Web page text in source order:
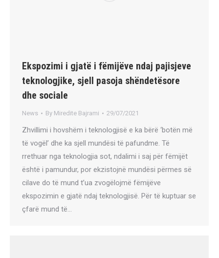
Ekspozimi i gjatë i fëmijëve ndaj pajisjeve
teknologjike, sjell pasoja shëndetësore
dhe sociale
News By Miredite Bajrami 29/07/2021
Zhvillimi i hovshëm i teknologjisë e ka bërë ‘botën më
të vogël’ dhe ka sjell mundësi të pafundme. Të
rrethuar nga teknologjia sot, ndalimi i saj për fëmijët
është i pamundur, por ekzistojnë mundësi përmes së
cilave do të mund t’ua zvogëlojmë fëmijëve
ekspozimin e gjatë ndaj teknologjisë. Për të kuptuar se
çfarë mund të…